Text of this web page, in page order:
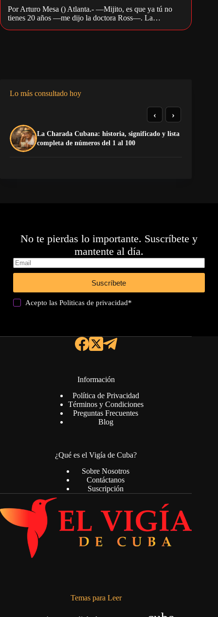
Por Arturo Mesa () Atlanta.- —Mijito, es que ya tú no
tienes 20 años —me dijo la doctora Ross—. La…
Lo más consultado hoy
La Charada Cubana: historia, significado y lista
completa de números del 1 al 100
‹ ›
No te pierdas lo importante. Suscríbete y
mantente al día.
Suscríbete
Acepto lasPoliticas de privacidad*
Información
Política de Privacidad
Términos y Condiciones
Preguntas Frecuentes
Blog
¿Qué es el Vigía de Cuba?
Sobre Nosotros
Contáctanos
Suscripción
Temas para Leer